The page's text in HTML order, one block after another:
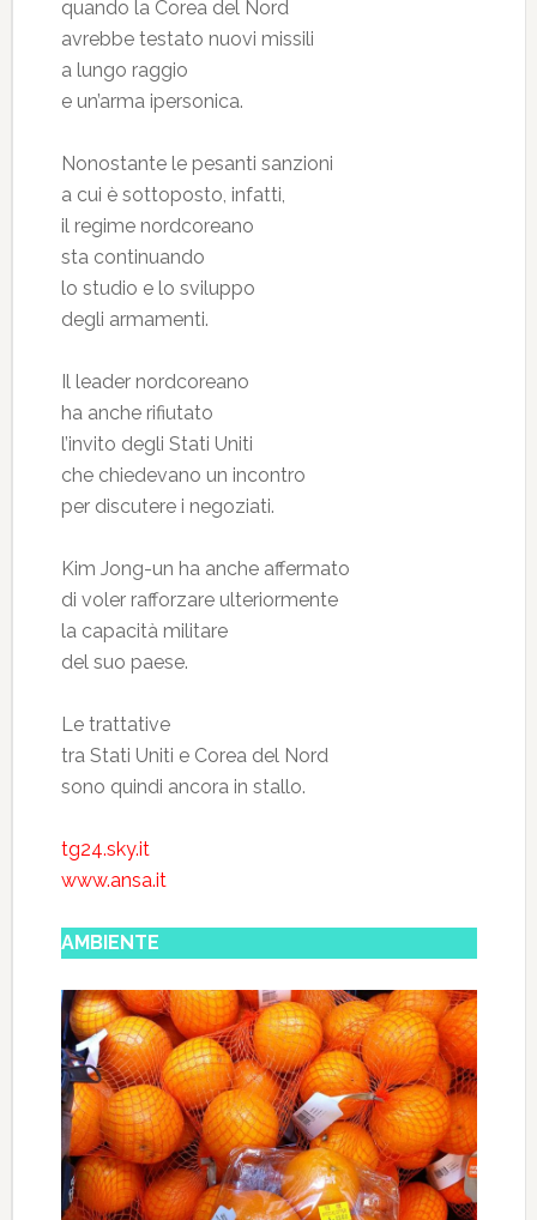
quando la Corea del Nord
avrebbe testato nuovi missili
a lungo raggio
e un’arma ipersonica.
Nonostante le pesanti sanzioni
a cui è sottoposto, infatti,
il regime nordcoreano
sta continuando
lo studio e lo sviluppo
degli armamenti.
Il leader nordcoreano
ha anche rifiutato
l’invito degli Stati Uniti
che chiedevano un incontro
per discutere i negoziati.
Kim Jong-un ha anche affermato
di voler rafforzare ulteriormente
la capacità militare
del suo paese.
Le trattative
tra Stati Uniti e Corea del Nord
sono quindi ancora in stallo.
tg24.sky.it
www.ansa.it
AMBIENTE